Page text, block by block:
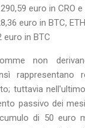
euro in CRO e
euro in BTC,
euro in BTC
non
rappresentano
tuttavia
passivo dei
di 50 euro